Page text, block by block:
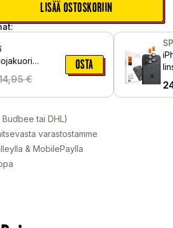
LISÄÄ OSTOSKORIIN
Kirkas
€
OSTA
tai DHL)
varastostamme
& MobilePaylla